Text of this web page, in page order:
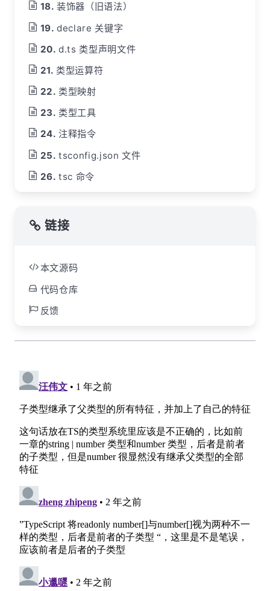
装饰器（旧语法）
declare 关键字
d.ts 类型声明文件
类型运算符
类型映射
类型工具
注释指令
tsconfig.json 文件
tsc 命令
链接
本文源码
代码仓库
反馈